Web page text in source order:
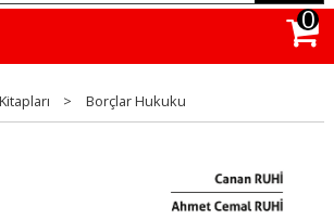
0
> Borçlar Hukuku